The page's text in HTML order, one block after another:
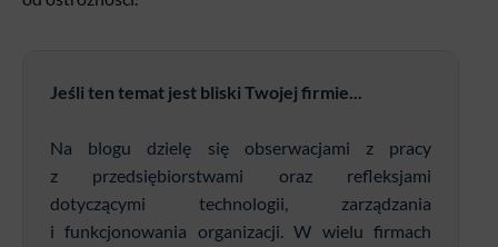
Jeśli ten temat jest bliski Twojej firmie...
Na blogu dzielę się obserwacjami z pracy
z przedsiębiorstwami oraz refleksjami
dotyczącymi technologii, zarządzania
i funkcjonowania organizacji. W wielu firmach